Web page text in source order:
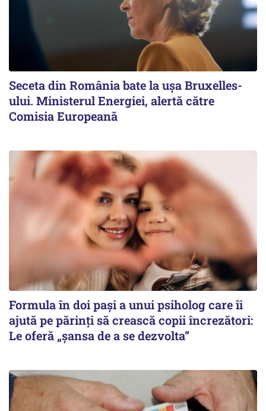
Seceta din România bate la ușa Bruxelles-
ului. Ministerul Energiei, alertă către
Comisia Europeană
Formula în doi pași a unui psiholog care îi
ajută pe părinți să crească copii încrezători:
Le oferă „șansa de a se dezvolta”